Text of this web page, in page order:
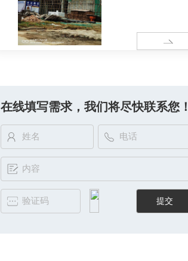
在线填写需求，我们将尽快联系您！